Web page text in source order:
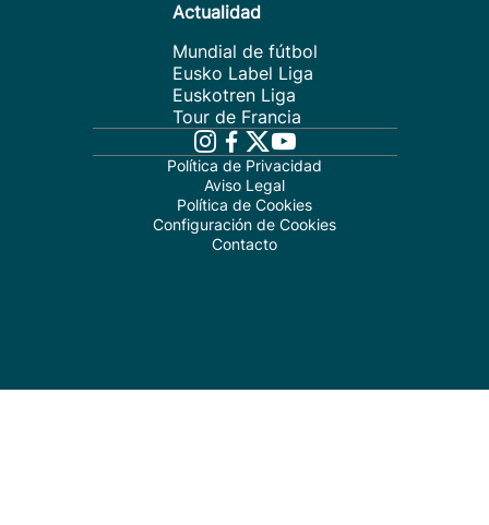
Actualidad
Mundial de fútbol
Eusko Label Liga
Euskotren Liga
Tour de Francia
Política de Privacidad
Aviso Legal
Política de Cookies
Configuración de Cookies
Contacto